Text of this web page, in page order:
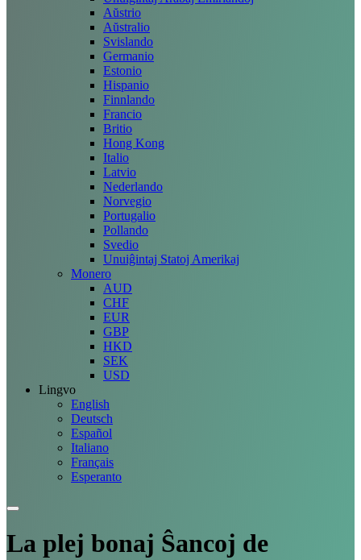
Aŭstrio
Aŭstralio
Svislando
Germanio
Estonio
Hispanio
Finnlando
Francio
Britio
Hong Kong
Italio
Latvio
Nederlando
Norvegio
Portugalio
Pollando
Svedio
Unuiĝintaj Statoj Amerikaj
Monero
AUD
CHF
EUR
GBP
HKD
SEK
USD
Lingvo
English
Deutsch
Español
Italiano
Français
Esperanto
La plej bonaj Ŝancoj de